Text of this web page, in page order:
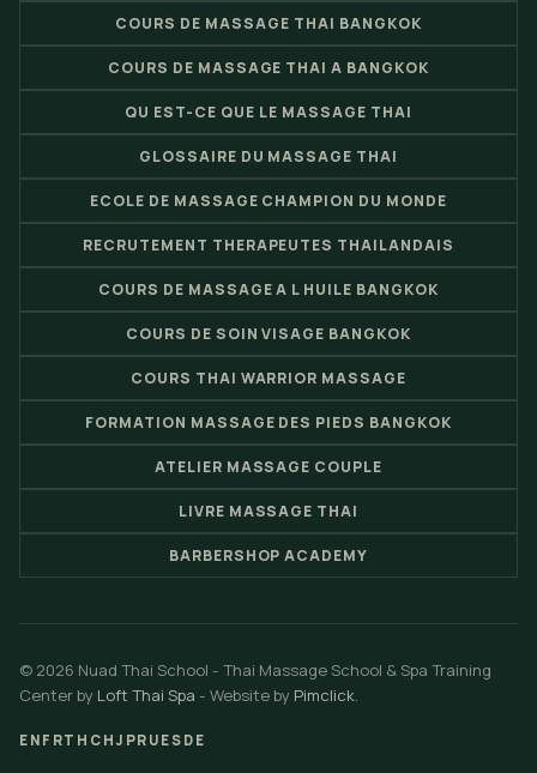
COURS DE MASSAGE THAI BANGKOK
COURS DE MASSAGE THAI A BANGKOK
QU EST-CE QUE LE MASSAGE THAI
GLOSSAIRE DU MASSAGE THAI
ECOLE DE MASSAGE CHAMPION DU MONDE
RECRUTEMENT THERAPEUTES THAILANDAIS
COURS DE MASSAGE A L HUILE BANGKOK
COURS DE SOIN VISAGE BANGKOK
COURS THAI WARRIOR MASSAGE
FORMATION MASSAGE DES PIEDS BANGKOK
ATELIER MASSAGE COUPLE
LIVRE MASSAGE THAI
BARBERSHOP ACADEMY
© 2026 Nuad Thai School - Thai Massage School & Spa Training
Center by Loft Thai Spa - Website by Pimclick.
EN FRTH CHJPRU ES DE